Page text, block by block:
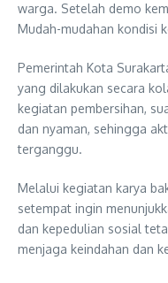
warga. Setelah demo
Mudah-mudahan kondisi
Pemerintah Kota
yang dilakukan secara
kegiatan pembersihan,
dan nyaman, sehingga
terganggu.
Melalui kegiatan karya
setempat ingin
dan kepedulian sosial
menjaga keindahan dan